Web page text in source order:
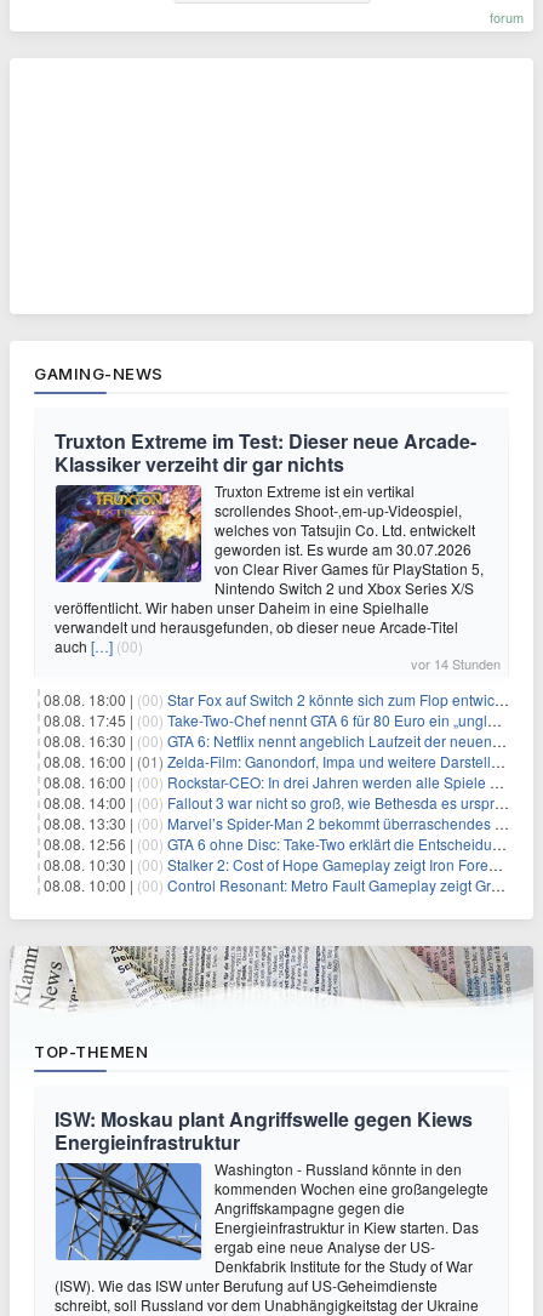
forum
GAMING-NEWS
Truxton Extreme im Test: Dieser neue Arcade-
Klassiker verzeiht dir gar nichts
Truxton Extreme ist ein vertikal
scrollendes Shoot-‚em-up-Videospiel,
welches von Tatsujin Co. Ltd. entwickelt
geworden ist. Es wurde am 30.07.2026
von Clear River Games für PlayStation 5,
Nintendo Switch 2 und Xbox Series X/S
veröffentlicht. Wir haben unser Daheim in eine Spielhalle
verwandelt und herausgefunden, ob dieser neue Arcade-Titel
auch […] (00)
vor 14 Stunden
08.08. 18:00 | (00) Star Fox auf Switch 2 könnte sich zum Flop entwickeln
08.08. 17:45 | (00) Take-Two-Chef nennt GTA 6 für 80 Euro ein „unglaubliches Schnäppchen“
08.08. 16:30 | (00) GTA 6: Netflix nennt angeblich Laufzeit der neuen Gameplay-Präsentation
08.08. 16:00 | (01) Zelda-Film: Ganondorf, Impa und weitere Darsteller sollen feststehen
08.08. 16:00 | (00) Rockstar-CEO: In drei Jahren werden alle Spiele gestreamt
08.08. 14:00 | (00) Fallout 3 war nicht so groß, wie Bethesda es ursprünglich wollte
08.08. 13:30 | (00) Marvel’s Spider-Man 2 bekommt überraschendes PS5-Update mit gewünschter Komfortfunktion
08.08. 12:56 | (00) GTA 6 ohne Disc: Take-Two erklärt die Entscheidung für Download-Codes
08.08. 10:30 | (00) Stalker 2: Cost of Hope Gameplay zeigt Iron Forest, AKW Tschernobyl und eine Stadt unter der Zone
08.08. 10:00 | (00) Control Resonant: Metro Fault Gameplay zeigt Greifhaken „Reach“ – und Jesse mit düsterer Agenda
TOP-THEMEN
ISW: Moskau plant Angriffswelle gegen Kiews
Energieinfrastruktur
Washington - Russland könnte in den
kommenden Wochen eine großangelegte
Angriffskampagne gegen die
Energieinfrastruktur in Kiew starten. Das
ergab eine neue Analyse der US-
Denkfabrik Institute for the Study of War
(ISW). Wie das ISW unter Berufung auf US-Geheimdienste
schreibt, soll Russland vor dem Unabhängigkeitstag der Ukraine